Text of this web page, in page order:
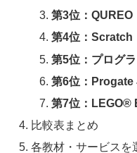
第3位：QUREO
第4位：Scratch
第5位：プログ
第6位：Progate
第7位：LEGO®
比較表まとめ
各教材・サービスを